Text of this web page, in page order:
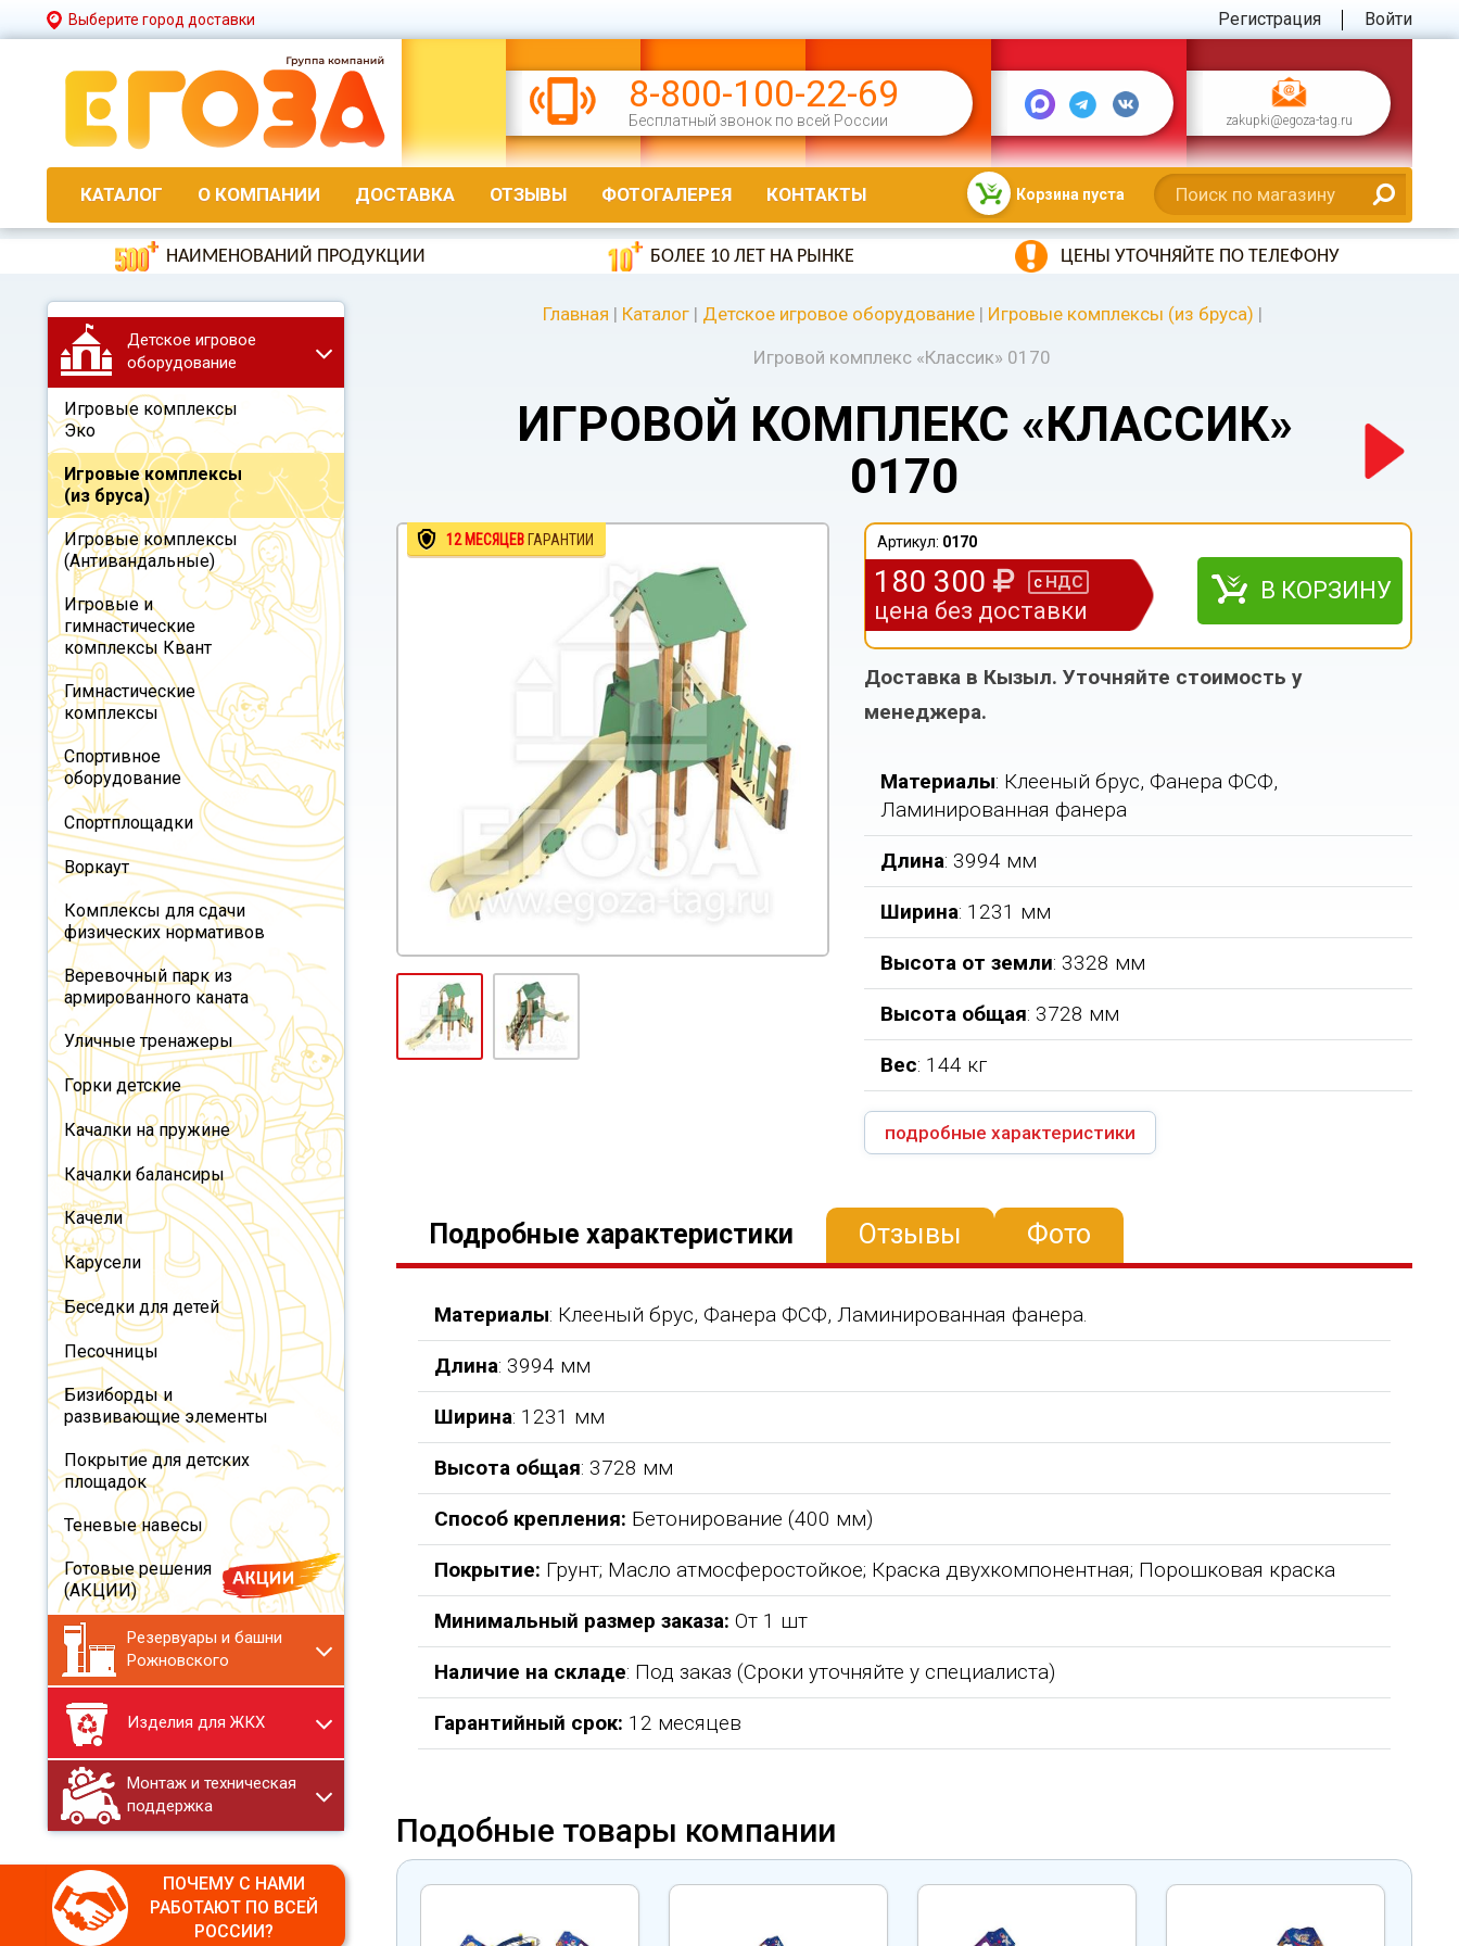
Выберите город доставки Регистрация Войти
8-800-100-22-69
Бесплатный звонок по всей России zakupki@egoza-tag.ru
КАТАЛОГ О КОМПАНИИ ДОСТАВКА ОТЗЫВЫ ФОТОГАЛЕРЕЯ КОНТАКТЫ Корзина пуста
НАИМЕНОВАНИЙ ПРОДУКЦИИ БОЛЕЕ 10 ЛЕТ НА РЫНКЕ ЦЕНЫ УТОЧНЯЙТЕ ПО ТЕЛЕФОНУ
Детское игровое
оборудование
Игровые комплексы
Эко
Игровые комплексы
(из бруса)
Игровые комплексы
(Антивандальные)
Игровые и
гимнастические
комплексы Квант
Гимнастические
комплексы
Спортивное
оборудование
Спортплощадки
Воркаут
Комплексы для сдачи
физических нормативов
Веревочный парк из
армированного каната
Уличные тренажеры
Горки детские
Качалки на пружине
Качалки балансиры
Качели
Карусели
Беседки для детей
Песочницы
Бизиборды и
развивающие элементы
Покрытие для детских
площадок
Теневые навесы
Готовые решения
(АКЦИИ)
Резервуары и башни
Рожновского
Изделия для ЖКХ
Монтаж и техническая
поддержка
ПОЧЕМУ С НАМИ
РАБОТАЮТ ПО ВСЕЙ
РОССИИ?
Главная | Каталог | Детское игровое оборудование | Игровые комплексы (из бруса) |
Игровой комплекс «Классик» 0170
ИГРОВОЙ КОМПЛЕКС «КЛАССИК»
0170
12 МЕСЯЦЕВ ГАРАНТИИ Артикул: 0170
180 300 с НДС
цена без доставки
В КОРЗИНУ
Доставка в Кызыл. Уточняйте стоимость у
менеджера.
Материалы: Клееный брус, Фанера ФСФ,
Ламинированная фанера
Длина: 3994 мм
Ширина: 1231 мм
Высота от земли: 3328 мм
Высота общая: 3728 мм
Вес: 144 кг
подробные характеристики
Подробные характеристики Отзывы Фото
Материалы: Клееный брус, Фанера ФСФ, Ламинированная фанера.
Длина: 3994 мм
Ширина: 1231 мм
Высота общая: 3728 мм
Способ крепления: Бетонирование (400 мм)
Покрытие: Грунт; Масло атмосферостойкое; Краска двухкомпонентная; Порошковая краска
Минимальный размер заказа: От 1 шт
Наличие на складе: Под заказ (Сроки уточняйте у специалиста)
Гарантийный срок: 12 месяцев
Подобные товары компании